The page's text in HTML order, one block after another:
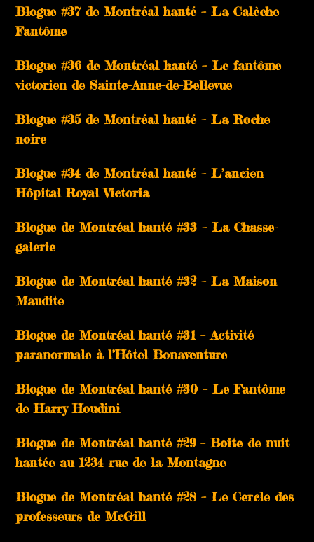
Blogue #37 de Montréal hanté – La Calèche
Fantôme
Blogue #36 de Montréal hanté – Le fantôme
victorien de Sainte-Anne-de-Bellevue
Blogue #35 de Montréal hanté – La Roche
noire
Blogue #34 de Montréal hanté – L’ancien
Hôpital Royal Victoria
Blogue de Montréal hanté #33 – La Chasse-
galerie
Blogue de Montréal hanté #32 – La Maison
Maudite
Blogue de Montréal hanté #31 – Activité
paranormale à l’Hôtel Bonaventure
Blogue de Montréal hanté #30 – Le Fantôme
de Harry Houdini
Blogue de Montréal hanté #29 – Boite de nuit
hantée au 1234 rue de la Montagne
Blogue de Montréal hanté #28 – Le Cercle des
professeurs de McGill